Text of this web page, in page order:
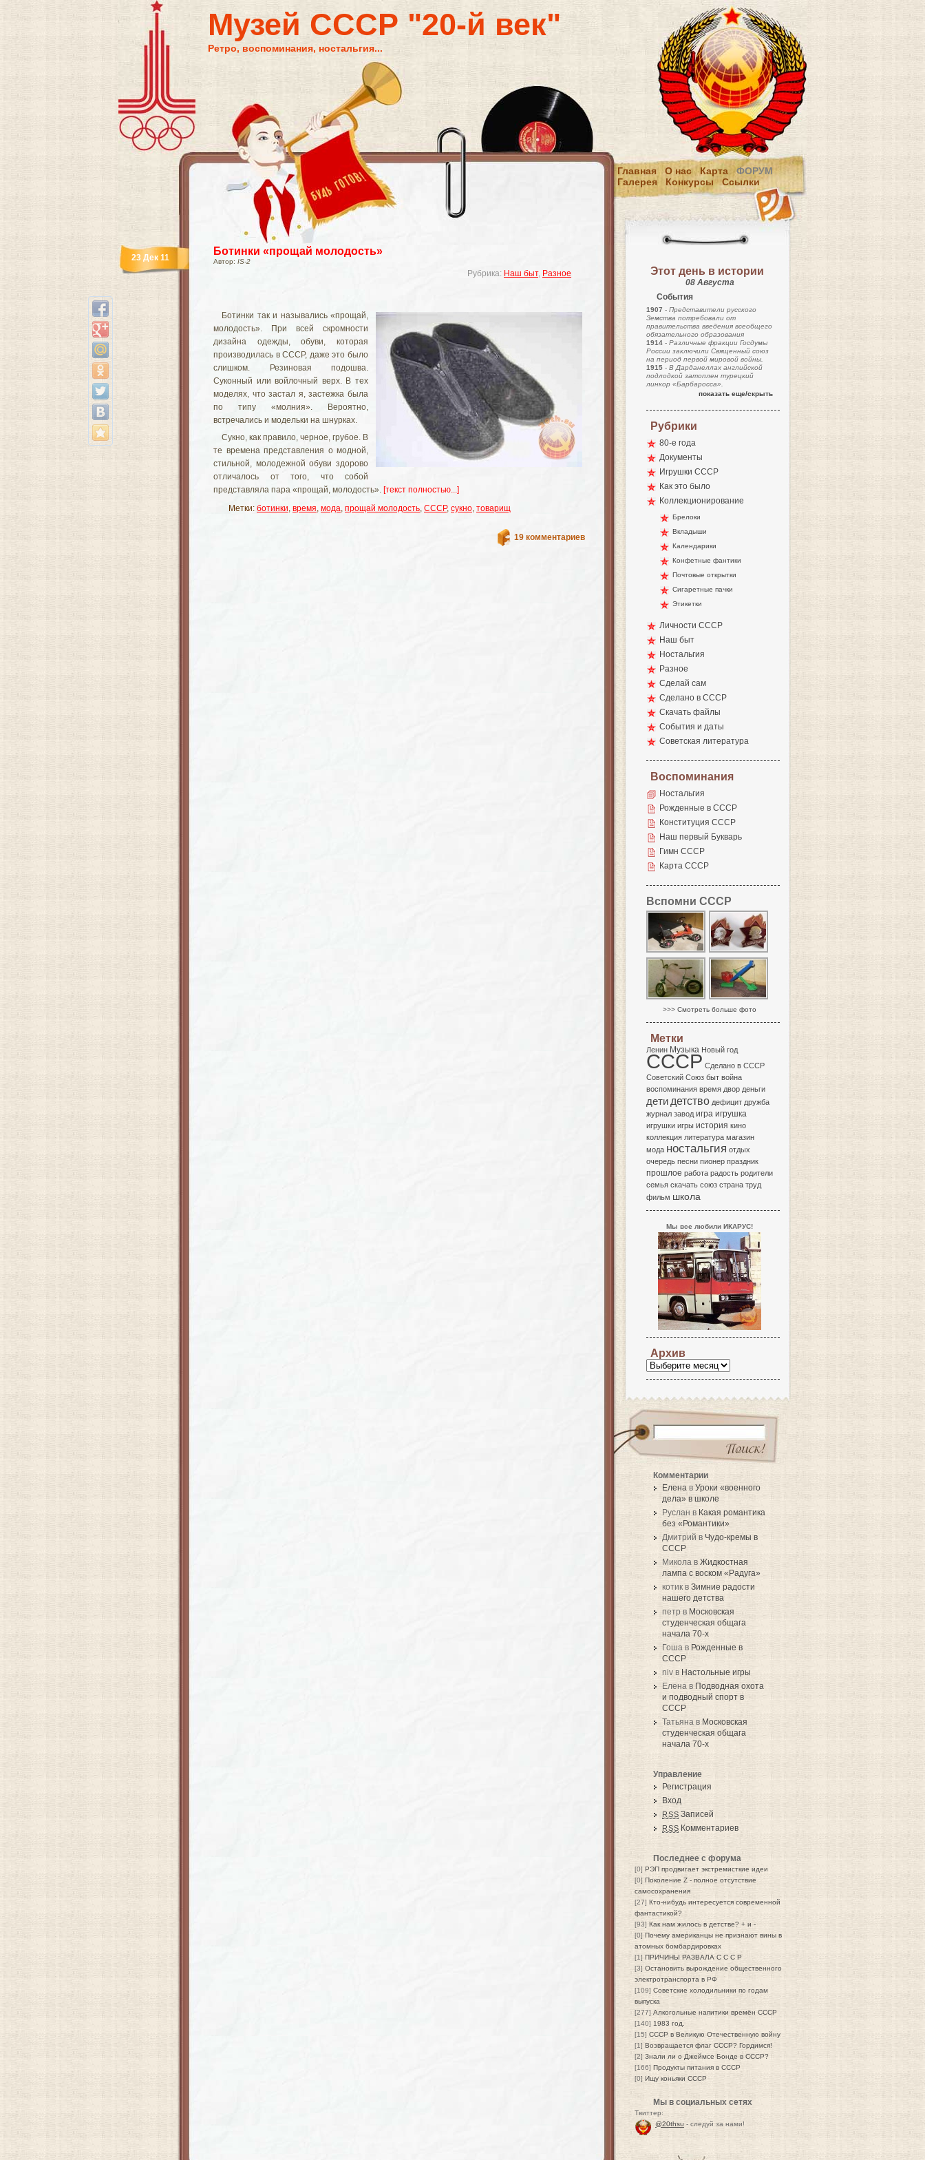
Музей СССР "20-й век"
Ретро, воспоминания, ностальгия...
Главная О нас Карта
ФОРУМ
Галерея
Конкурсы Ссылки
Ботинки «прощай молодость»
Автор: IS-2
Рубрика: Наш быт, Разное
23 Дек 11
Ботинки так и назывались «прощай,
молодость». При всей скромности
дизайна одежды, обуви, которая
производилась в СССР, даже это было
слишком. Резиновая подошва.
Суконный или войлочный верх. В тех
моделях, что застал я, застежка была
по типу «молния». Вероятно,
встречались и модельки на шнурках.
Сукно, как правило, черное, грубое. В
те времена представления о модной,
стильной, молодежной обуви здорово
отличалось от того, что собой
представляла пара «прощай, молодость». [текст полностью...]
Метки: ботинки, время, мода, прощай молодость, СССР, сукно, товарищ
19 комментариев
Этот день в истории
08 Августа
События
1907 - Представители русского
Земства потребовали от
правительства введения всеобщего
обязательного образования
1914 - Различные фракции Госдумы
России заключили Священный союз
на период первой мировой войны.
1915 - В Дарданеллах английской
подлодкой затоплен турецкий
линкор «Барбаросса».
показать еще/скрыть
Рубрики
80-е года
Документы
Игрушки СССР
Как это было
Коллекционирование
Брелоки
Вкладыши
Календарики
Конфетные фантики
Почтовые открытки
Сигаретные пачки
Этикетки
Личности СССР
Наш быт
Ностальгия
Разное
Сделай сам
Сделано в СССР
Скачать файлы
События и даты
Советская литература
Воспоминания
Ностальгия
Рожденные в СССР
Конституция СССР
Наш первый Букварь
Гимн СССР
Карта СССР
Вспомни СССР
>>> Смотреть больше фото
Метки
Ленин Музыка Новый год
СССР Сделано в СССР
Советский Союз быт война
воспоминания время двор деньги
дети детство дефицит дружба
журнал завод игра игрушка
игрушки игры история кино
коллекция литература магазин
мода ностальгия отдых
очередь песни пионер праздник
прошлое работа радость родители
семья скачать союз страна труд
фильм школа
Мы все любили ИКАРУС!
Архив
Комментарии
Елена в Уроки «военного
дела» в школе
Руслан в Какая романтика
без «Романтики»
Дмитрий в Чудо-кремы в
СССР
Микола в Жидкостная
лампа с воском «Радуга»
котик в Зимние радости
нашего детства
петр в Московская
студенческая общага
начала 70-х
Гоша в Рожденные в
СССР
niv в Настольные игры
Елена в Подводная охота
и подводный спорт в
СССР
Татьяна в Московская
студенческая общага
начала 70-х
Управление
Регистрация
Вход
RSS Записей
RSS Комментариев
Последнее с форума
[0] РЭП продвигает экстремисткие идеи
[0] Поколение Z - полное отсутствие
самосохранения
[27] Кто-нибудь интересуется современной
фантастикой?
[93] Как нам жилось в детстве? + и -
[0] Почему американцы не признают вины в
атомных бомбардировках
[1] ПРИЧИНЫ РАЗВАЛА С С С Р
[3] Остановить вырождение общественного
электротранспорта в РФ
[109] Советские холодильники по годам
выпуска
[277] Алкогольные напитики времён СССР
[140] 1983 год.
[15] СССР в Великую Отечественную войну
[1] Возвращается флаг СССР? Гордимся!
[2] Знали ли о Джеймсе Бонде в СССР?
[166] Продукты питания в СССР
[0] Ищу коньяки СССР
Мы в социальных сетях
Твиттер:
@20thsu - следуй за нами!